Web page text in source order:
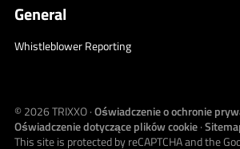
General
Whistleblower Reporting
© 2026TRIXXO·Oświadczenie o ochronie
Oświadczenie dotyczące plików cookie·
This site is protected by reCAPTCHA and the